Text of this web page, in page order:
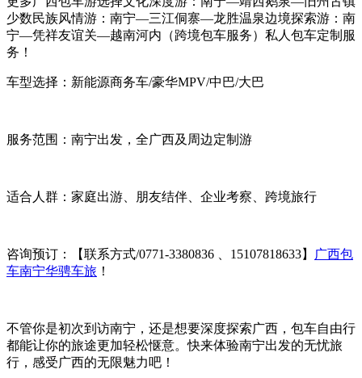
少数民族风情游：南宁—三江侗寨—龙胜温泉边境探索游：南
宁—凭祥友谊关—越南河内（跨境包车服务）私人包车定制服
务！
车型选择：新能源商务车/豪华MPV/中巴/大巴
服务范围：南宁出发，全广西及周边定制游
适合人群：家庭出游、朋友结伴、企业考察、跨境旅行
咨询预订：【联系方式/0771-3380836 、15107818633】
广西包
车南宁华骋车旅 ！
不管你是初次到访南宁，还是想要深度探索广西，包车自由行
都能让你的旅途更加轻松惬意。快来体验南宁出发的无忧旅
行，感受广西的无限魅力吧！